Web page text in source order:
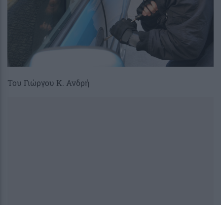
Του Γιώργου Κ. Ανδρή